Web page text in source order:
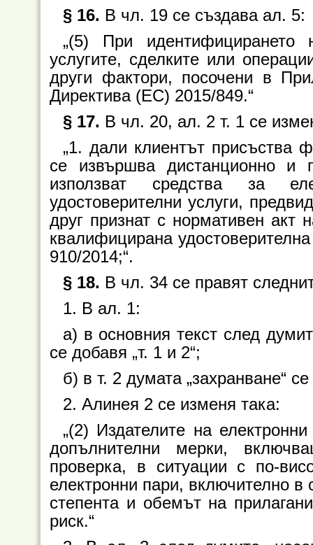
§ 16. В чл. 19 се създава ал. 5:
„(5) При идентифицирането
услугите, сделките или
други фактори, посочени в
Директива (ЕС) 2015/849.“
§ 17. В чл. 20, ал. 2 т. 1 се
„1. дали клиентът присъства
се извършва дистанционно и
използват средства за
удостоверителни услуги,
друг признат с нормативен акт
квалифицирана
910/2014;“.
§ 18. В чл. 34 се правят
1. В ал. 1:
а) в основния текст след
се добавя „т. 1 и 2“;
б) в т. 2 думата „захранване“
2. Алинея 2 се изменя така:
„(2) Издателите на
допълнителни мерки,
проверка, в ситуации с по-
електронни пари, включително
степента и обемът на
риск.“